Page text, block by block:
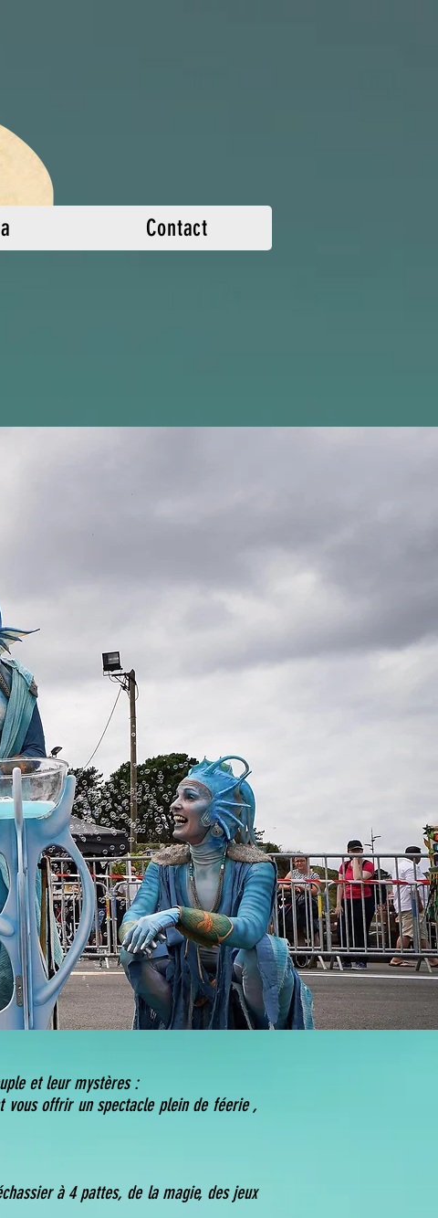
Contact
et leur mystères :
vous offrir un spectacle plein de féerie ,
à 4 pattes, de la magie, des jeux